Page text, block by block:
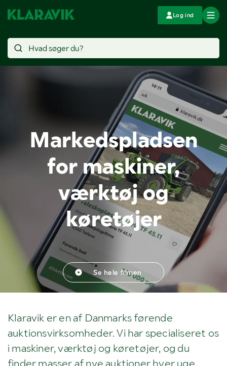
Log ind
Markedspladsen
for maskiner,
værktøj og
køretøjer
Se hele filmen
Klaravik er en af Danmarks førende
auktionsvirksomheder. Vi har specialiseret os
i maskiner, værktøj og køretøjer, og du
finder masser af nye auktioner hver uge.